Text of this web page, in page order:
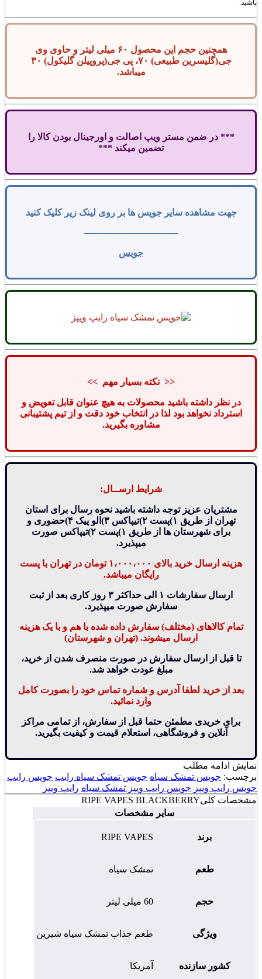
باشید.
همچنین حجم این محصول ۶۰ میلی لیتر و حاوی وی
جی(گلیسرین طبیعی) ۷۰، پی جی(پروپیلن گلیکول) ۳۰
میباشد.
*** در ضمن مستر ویپ اصالت و اورجینال بودن کالا را
تضمین میکند ***
جهت مشاهده سایر جویس ها بر روی لینک زیر کلیک کنید
——————————
جویس
<< نکته بسیار مهم >>
در نظر داشته باشید محصولات به هیچ عنوان قابل تعویض و
استرداد نخواهد بود لذا در انتخاب خود دقت و از تیم پشتیبانی
مشاوره بگیرید.
شرایط ارســال:
مشتریان عزیز توجه داشته باشید نحوه رسال برای استان
تهران از طریق ۱)پست ۲)تیپاکس ۳)الو پیک ۴)حضوری و
برای شهرستان ها از طریق ۱)پست ۲)تیپاکس صورت
میپذیرد.
هزینه ارسال خرید بالای ۱،۰۰۰،۰۰۰ تومان در تهران با پست
رایگان میباشد.
ارسال سفارشات ۱ الی حداکثر ۳ روز کاری بعد از ثبت
سفارش صورت میپذیرد.
تمام کالاهای (مختلف) سفارش داده شده با هم و با یک هزینه
ارسال میشوند. (تهران و شهرستان)
تا قبل از ارسال سفارش در صورت منصرف شدن از خرید،
مبلغ عودت خواهد شد.
بعد از خرید لطفا آدرس و شماره تماس خود را بصورت کامل
وارد نمائید.
برای خریدی مطمئن حتما قبل از سفارش، از تمامی مراکز
آنلاین و فروشگاهی، استعلام قیمت و کیفیت بگیرید.
نمایش ادامه مطلب
برچسب: جویس تمشک سیاه جویس تمشک سیاه رایپ جویس رایپ
جویس رایپ ویپز جویس رایپ ویپز تمشک سیاه رایپ ویپز
مشخصات کلیRIPE VAPES BLACKBERRY
سایر مشخصات
برند RIPE VAPES
طعم تمشک سیاه
حجم 60 میلی لیتر
ویژگی طعم جذاب تمشک سیاه شیرین
کشور سازنده آمریکا